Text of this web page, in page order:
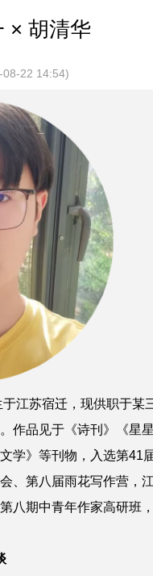
× 胡清华
08-22 14:54)
江苏宿迁，现供职于某
作品见于《诗刊》《星
学》等刊物，入选第41
、第八届雨花写作营，
八期中青年作家高研班